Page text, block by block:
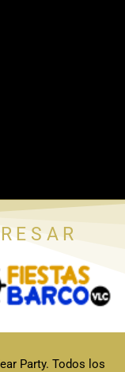
Party. Todos los